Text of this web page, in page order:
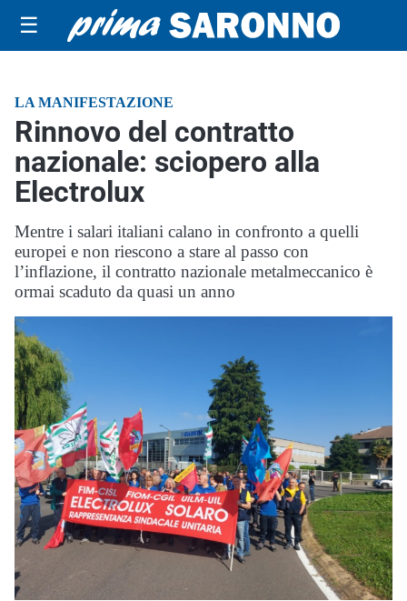
☰
LA MANIFESTAZIONE
Rinnovo del contratto
nazionale: sciopero alla
Electrolux
Mentre i salari italiani calano in confronto a quelli
europei e non riescono a stare al passo con
l’inflazione, il contratto nazionale metalmeccanico è
ormai scaduto da quasi un anno